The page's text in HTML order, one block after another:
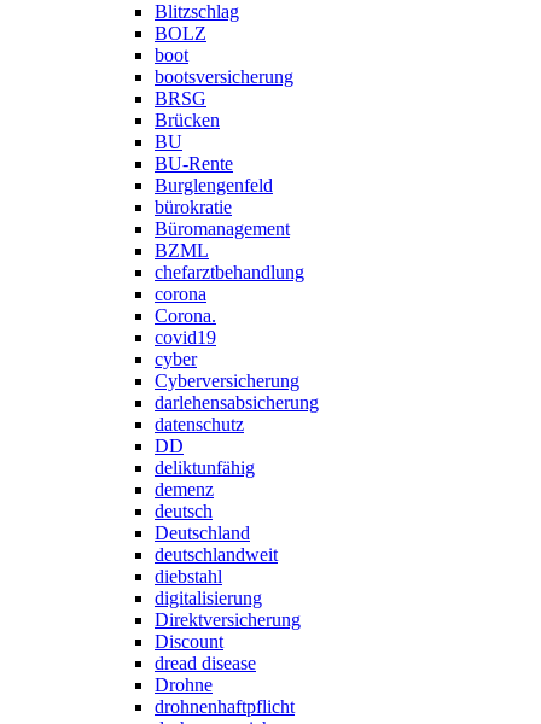
Blitzschlag
BOLZ
boot
bootsversicherung
BRSG
Brücken
BU
BU-Rente
Burglengenfeld
bürokratie
Büromanagement
BZML
chefarztbehandlung
corona
Corona.
covid19
cyber
Cyberversicherung
darlehensabsicherung
datenschutz
DD
deliktunfähig
demenz
deutsch
Deutschland
deutschlandweit
diebstahl
digitalisierung
Direktversicherung
Discount
dread disease
Drohne
drohnenhaftpflicht